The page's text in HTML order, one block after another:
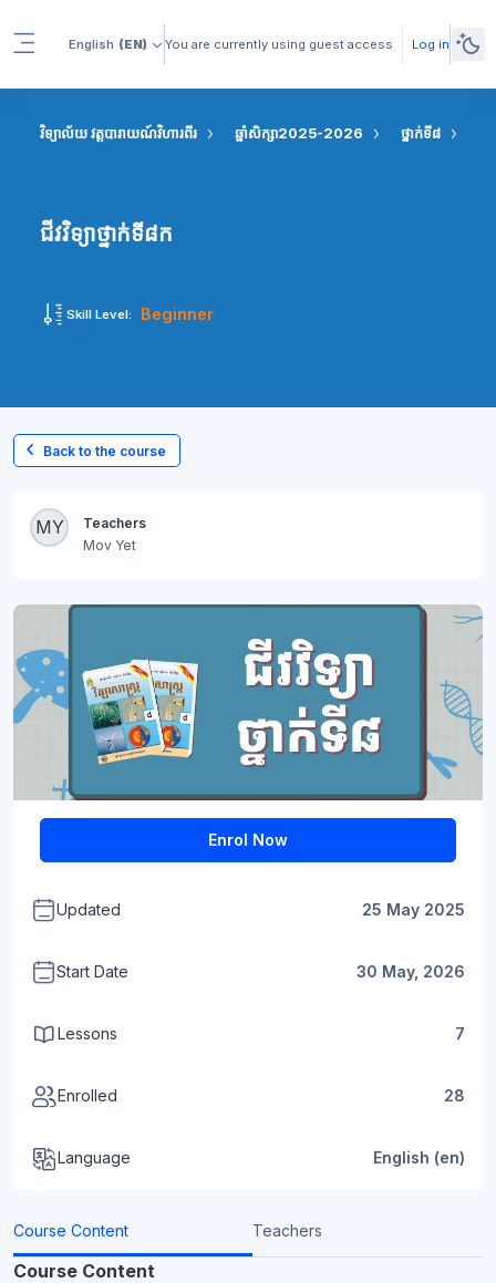
English (EN) You are currently using guest access Log in
វិទ្យាល័យ វត្តបារាយណ៍វិហារពីរ ឆ្នាំសិក្សា2025-2026 ថ្នាក់ទី៨
ជីវវិទ្យាថ្នាក់ទី៨ក
Skill Level: Beginner
Back to the course
Blocks
Blocks
MY
Teachers
Mov Yet
Enrol Now
Updated 25 May 2025
Start Date 30 May, 2026
Lessons 7
Enrolled 28
Language English ‎(en)‎
Course Content Teachers
Course Content